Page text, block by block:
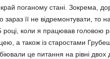
поганому стані. Зокрема,
її не відремонтувати, то
році, коли я працював головою
а також із старостами
це питання на рівні